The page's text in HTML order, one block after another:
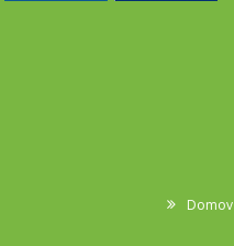
Domov